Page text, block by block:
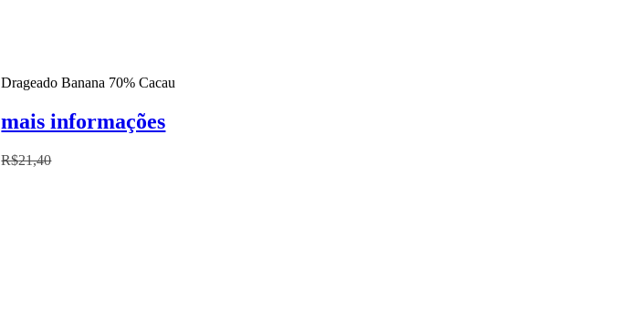
Drageado Banana 70% Cacau
mais informações
R$21,40